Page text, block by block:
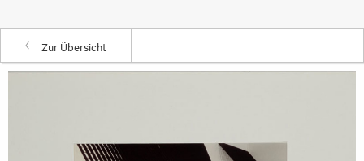
Zur Übersicht